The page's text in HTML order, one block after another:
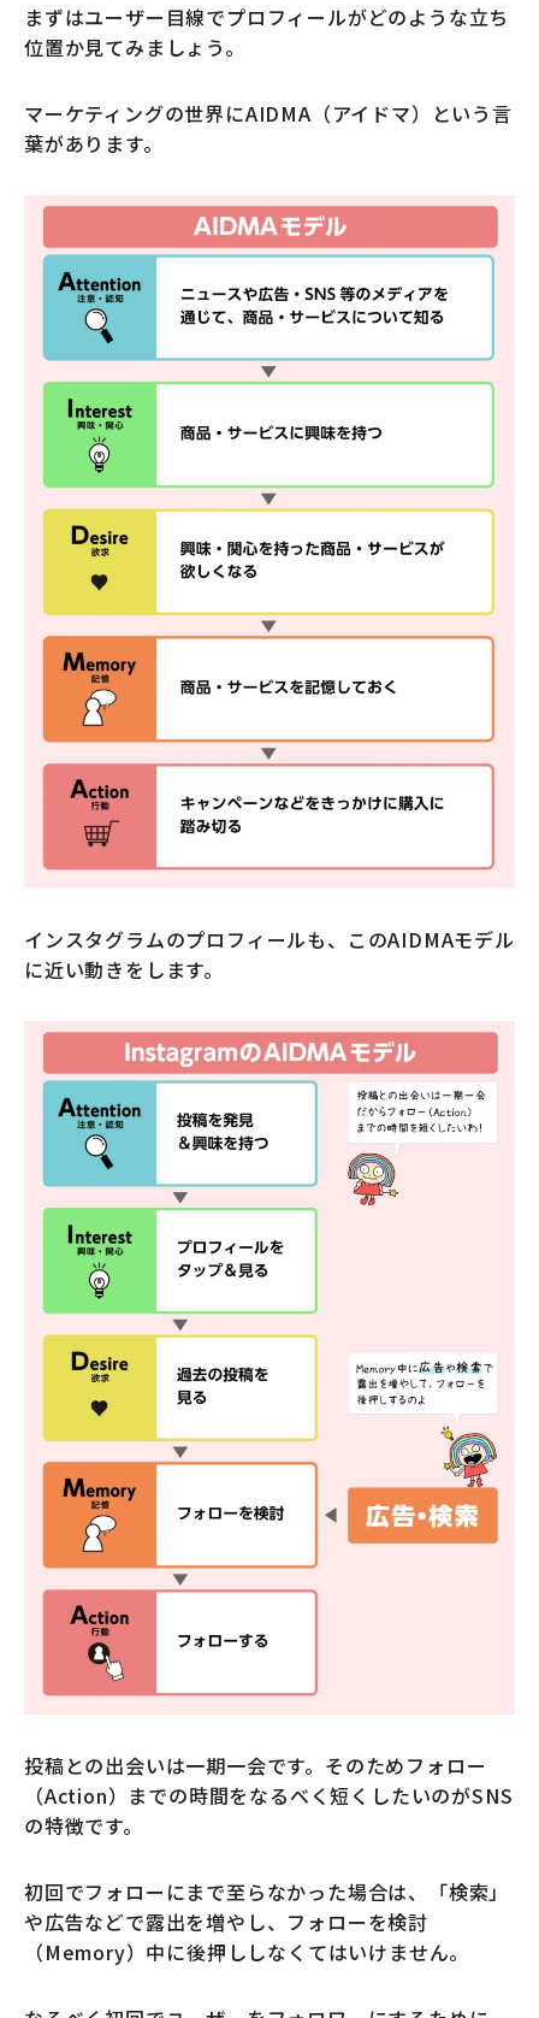
まずはユーザー目線でプロフィールがどのような立ち
位置か見てみましょう。
マーケティングの世界にAIDMA（アイドマ）という言
葉があります。
インスタグラムのプロフィールも、このAIDMAモデル
に近い動きをします。
投稿との出会いは一期一会です。そのためフォロー
（Action）までの時間をなるべく短くしたいのがSNS
の特徴です。
初回でフォローにまで至らなかった場合は、「検索」
や広告などで露出を増やし、フォローを検討
（Memory）中に後押ししなくてはいけません。